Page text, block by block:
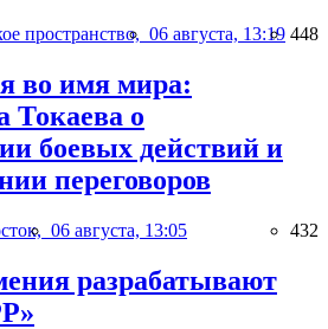
пространство, 06 августа, 13:19 448
во имя мира:
Токаева о
боевых действий и
переговоров
06 августа, 13:05 432
разрабатывают